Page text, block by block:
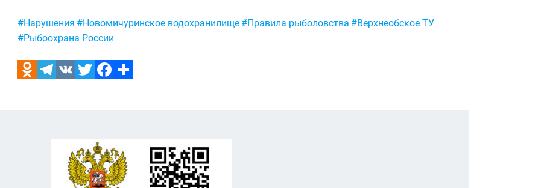
Метки:
#Нарушения #Новомичуринское водохранилище #Правила рыболовства #Верхнеобское ТУ
#Рыбоохрана России